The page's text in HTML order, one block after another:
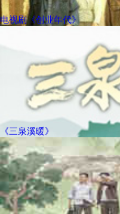
电视剧《创业年代》
《三泉溪暖》